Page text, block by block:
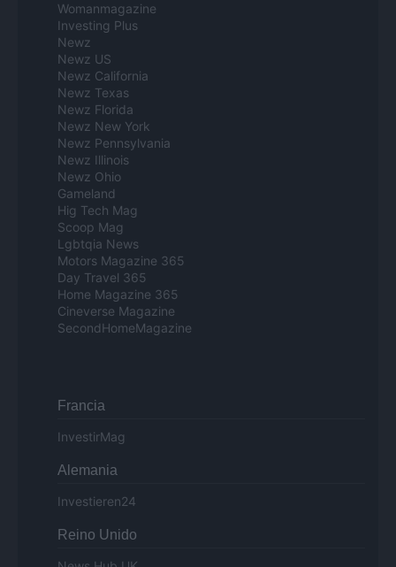
Womanmagazine
Investing Plus
Newz
Newz US
Newz California
Newz Texas
Newz Florida
Newz New York
Newz Pennsylvania
Newz Illinois
Newz Ohio
Gameland
Hig Tech Mag
Scoop Mag
Lgbtqia News
Motors Magazine 365
Day Travel 365
Home Magazine 365
Cineverse Magazine
SecondHomeMagazine
Francia
InvestirMag
Alemania
Investieren24
Reino Unido